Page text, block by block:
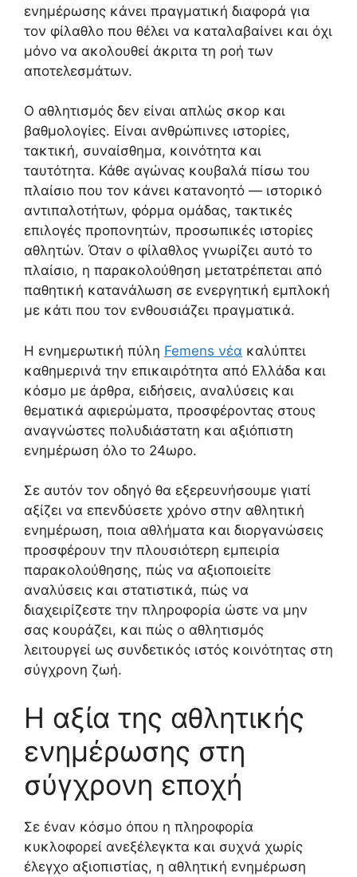
ενημέρωσης κάνει πραγματική διαφορά για
τον φίλαθλο που θέλει να καταλαβαίνει και όχι
μόνο να ακολουθεί άκριτα τη ροή των
αποτελεσμάτων.
Ο αθλητισμός δεν είναι απλώς σκορ και
βαθμολογίες. Είναι ανθρώπινες ιστορίες,
τακτική, συναίσθημα, κοινότητα και
ταυτότητα. Κάθε αγώνας κουβαλά πίσω του
πλαίσιο που τον κάνει κατανοητό — ιστορικό
αντιπαλοτήτων, φόρμα ομάδας, τακτικές
επιλογές προπονητών, προσωπικές ιστορίες
αθλητών. Όταν ο φίλαθλος γνωρίζει αυτό το
πλαίσιο, η παρακολούθηση μετατρέπεται από
παθητική κατανάλωση σε ενεργητική εμπλοκή
με κάτι που τον ενθουσιάζει πραγματικά.
Η ενημερωτική πύλη Femens νέα καλύπτει
καθημερινά την επικαιρότητα από Ελλάδα και
κόσμο με άρθρα, ειδήσεις, αναλύσεις και
θεματικά αφιερώματα, προσφέροντας στους
αναγνώστες πολυδιάστατη και αξιόπιστη
ενημέρωση όλο το 24ωρο.
Σε αυτόν τον οδηγό θα εξερευνήσουμε γιατί
αξίζει να επενδύσετε χρόνο στην αθλητική
ενημέρωση, ποια αθλήματα και διοργανώσεις
προσφέρουν την πλουσιότερη εμπειρία
παρακολούθησης, πώς να αξιοποιείτε
αναλύσεις και στατιστικά, πώς να
διαχειρίζεστε την πληροφορία ώστε να μην
σας κουράζει, και πώς ο αθλητισμός
λειτουργεί ως συνδετικός ιστός κοινότητας στη
σύγχρονη ζωή.
Η αξία της αθλητικής
ενημέρωσης στη
σύγχρονη εποχή
Σε έναν κόσμο όπου η πληροφορία
κυκλοφορεί ανεξέλεγκτα και συχνά χωρίς
έλεγχο αξιοπιστίας, η αθλητική ενημέρωση